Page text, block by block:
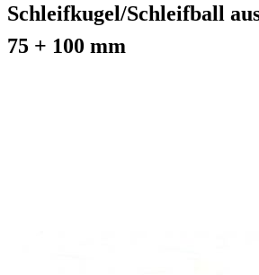
Schleifkugel/Schleifball
75 + 100 mm